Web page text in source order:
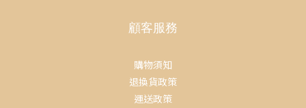
顧客服務
購物須知
退換貨政策
運送政策